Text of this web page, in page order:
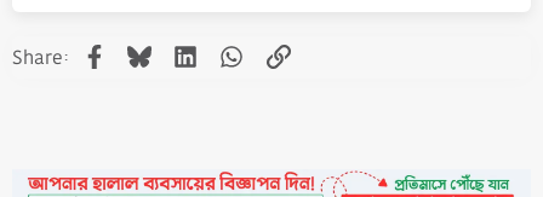
Share: Facebook
BlueskyLinkedInWhatsApp
Link